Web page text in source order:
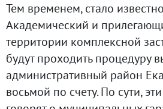
Тем временем, стало
Академический и
территории комплексной
будут проходить процедуру
административный район
восьмой по счету. По сути,